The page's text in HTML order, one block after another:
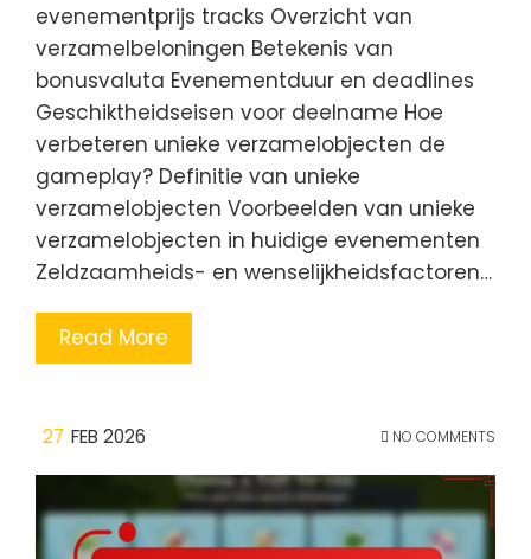
evenementprijs tracks Overzicht van
verzamelbeloningen Betekenis van
bonusvaluta Evenementduur en deadlines
Geschiktheidseisen voor deelname Hoe
verbeteren unieke verzamelobjecten de
gameplay? Definitie van unieke
verzamelobjecten Voorbeelden van unieke
verzamelobjecten in huidige evenementen
Zeldzaamheids- en wenselijkheidsfactoren…
Read More
27 FEB 2026 NO COMMENTS